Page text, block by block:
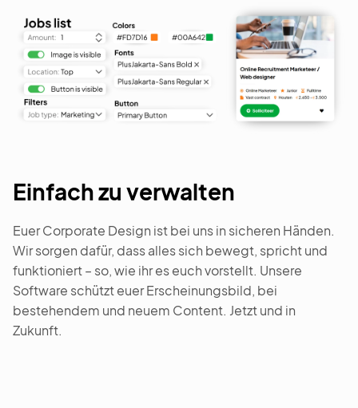
Einfach zu verwalten
Euer Corporate Design ist bei uns in sicheren Händen.
Wir sorgen dafür, dass alles sich bewegt, spricht und
funktioniert – so, wie ihr es euch vorstellt. Unsere
Software schützt euer Erscheinungsbild, bei
bestehendem und neuem Content. Jetzt und in
Zukunft.